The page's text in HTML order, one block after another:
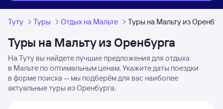
Туту Туры Отдых на Мальте Туры на Мальту из
Туры на Мальту из Оренбурга
На Туту вы найдете лучшие предложения для отдыха
в Мальте по оптимальным ценам. Укажите даты поездки
в форме поиска — мы подберём для вас наиболее
актуальные туры из Оренбурга.